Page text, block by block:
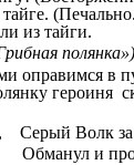
из тайги.
полянка»)
оправимся в
героиня
Серый Волк за
и